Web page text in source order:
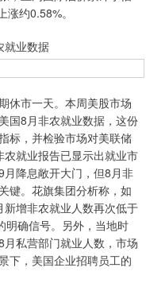
约0.58%。
就业数据
市一天。本周美股市场
国8月非农就业数据，这份
标，并检验市场对美联储
就业报告已显示出就业市
降息敞开大门，但8月非
键。花旗集团分析称，如
增非农就业人数再次低于
明确信号。另外，当地时
私营部门就业人数，市场
下，美国企业招聘员工的